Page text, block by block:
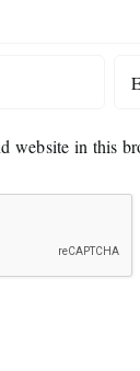
website in this